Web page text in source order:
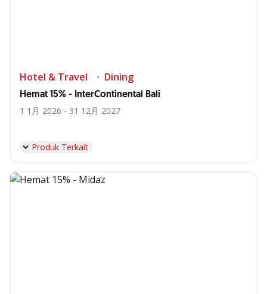
Hotel & Travel Dining
Hemat 15% - InterContinental Bali
1 1月 2026 - 31 12月 2027
Produk Terkait